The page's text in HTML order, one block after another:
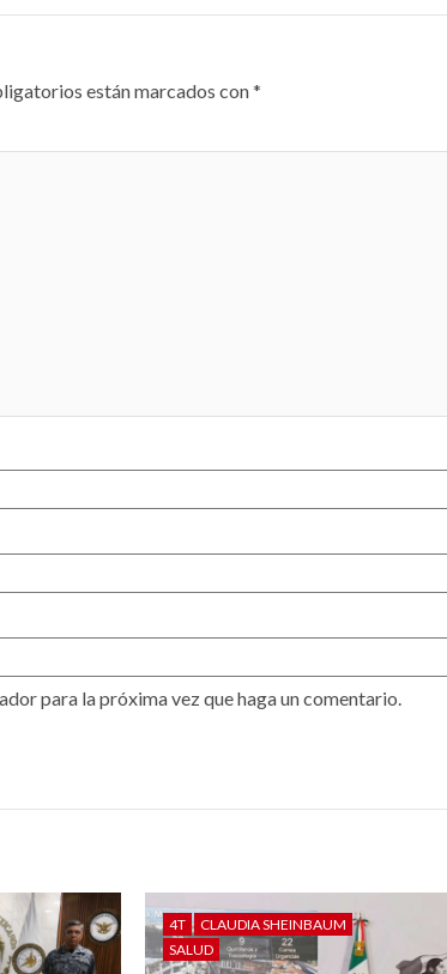
están marcados con*
para la próxima vez que haga un comentario.
4T
CLAUDIA SHEINBAUM
SALUD